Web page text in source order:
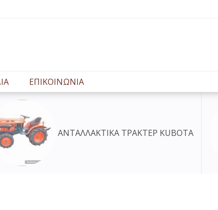
ΕΠΙΚΟΙΝΩΝΙΑ
ΤΡΑΚΤΕΡ KUBOTA